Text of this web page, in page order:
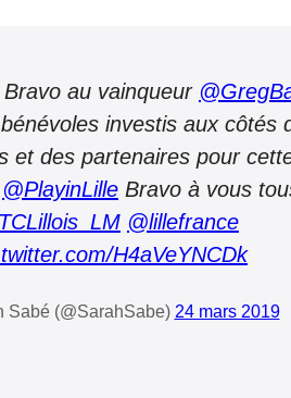
au vainqueur
investis aux côtés
et des partenaires pour
@PlayinLille Bravo à vous
@lillefrance
H4aVeYNCDk
(@SarahSabe) 24 mars 2019